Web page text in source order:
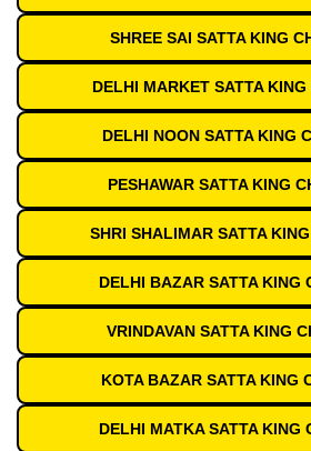
SHREE SAI SATTA KING
DELHI MARKET SATTA
DELHI NOON SATTA KING
PESHAWAR SATTA KING
SHRI SHALIMAR SATTA
DELHI BAZAR SATTA KING
VRINDAVAN SATTA KING
KOTA BAZAR SATTA KING
DELHI MATKA SATTA KING